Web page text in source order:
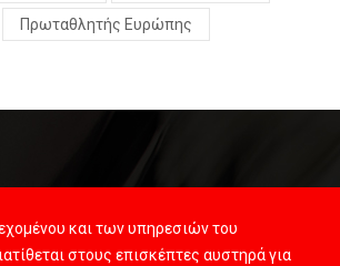
Πρωταθλητής Ευρώπης
και των υπηρεσιών του
στους επισκέπτες αυστηρά για